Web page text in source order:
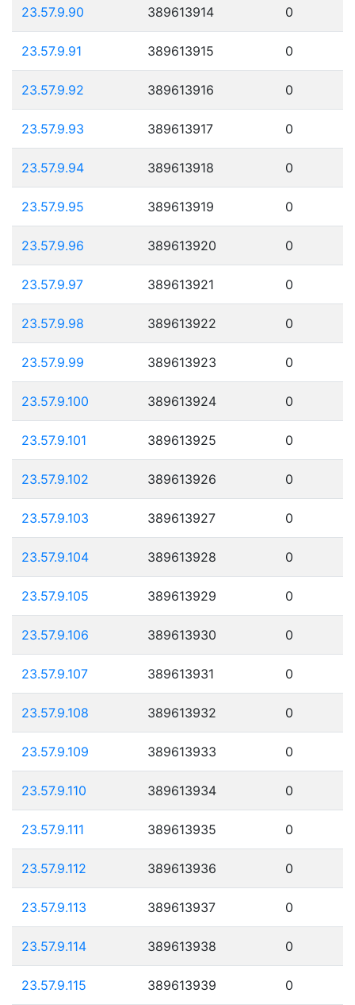
23.57.9.90 389613914 0
23.57.9.91 389613915 0
23.57.9.92 389613916 0
23.57.9.93 389613917 0
23.57.9.94 389613918 0
23.57.9.95 389613919 0
23.57.9.96 389613920 0
23.57.9.97 389613921 0
23.57.9.98 389613922 0
23.57.9.99 389613923 0
23.57.9.100 389613924 0
23.57.9.101 389613925 0
23.57.9.102 389613926 0
23.57.9.103 389613927 0
23.57.9.104 389613928 0
23.57.9.105 389613929 0
23.57.9.106 389613930 0
23.57.9.107 389613931 0
23.57.9.108 389613932 0
23.57.9.109 389613933 0
23.57.9.110 389613934 0
23.57.9.111 389613935 0
23.57.9.112 389613936 0
23.57.9.113 389613937 0
23.57.9.114 389613938 0
23.57.9.115 389613939 0